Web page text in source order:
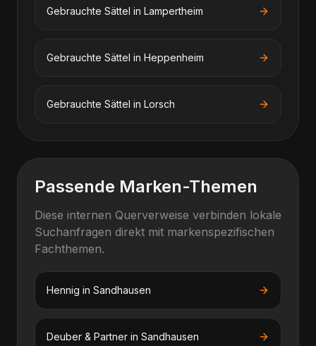
Gebrauchte Sättel in Lampertheim
Gebrauchte Sättel in Heppenheim
Gebrauchte Sättel in Lorsch
Passende Marken-Themen
Diese internen Querverweise verbinden lokale
Suchanfragen direkt mit markenspezifischen
Fachthemen.
Hennig in Sandhausen
Deuber & Partner in Sandhausen